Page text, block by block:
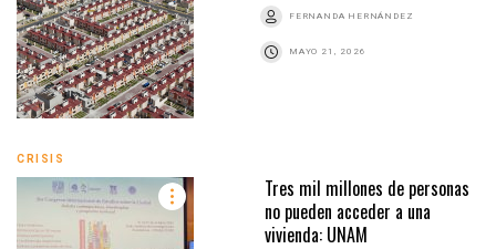
FERNANDA HERNÁNDEZ
MAYO 21, 2026
CRISIS
Tres mil millones de personas
no pueden acceder a una
vivienda: UNAM